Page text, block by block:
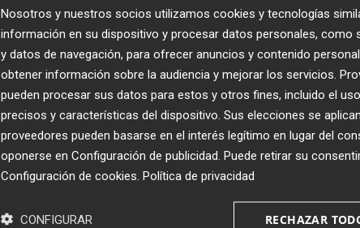
Nosotros y nuestros socios utilizamos cookies y tecnologías
información en su dispositivo y procesar datos personales, como
y datos de navegación, para ofrecer anuncios y contenido
obtener información sobre la audiencia y mejorar los servicios.
pueden procesar sus datos para estos y otros fines, incluido el
precisos y características del dispositivo. Sus elecciones se
proveedores pueden basarse en el interés legítimo en lugar del
oponerse en Configuración de publicidad . Puede retirar su
Configuración de cookies Política de privacidad
RECHAZAR
CONFIGURAR